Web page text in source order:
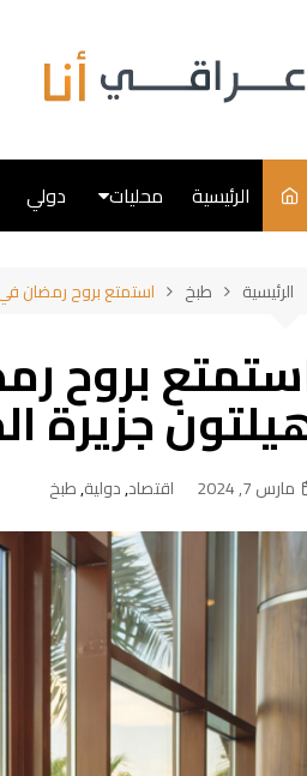
الرئيسية محليات
طبخ
دولي
الرئيسية طبخ استمتع بروح رمضان
بروح
جزيرة
مارس 7, 2024 اقتصاد,دولية,طبخ